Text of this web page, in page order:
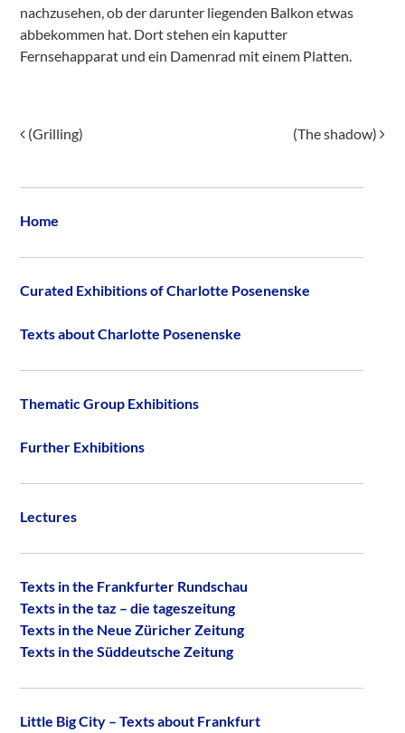
nachzusehen, ob der darunter liegenden Balkon etwas
abbekommen hat. Dort stehen ein kaputter
Fernsehapparat und ein Damenrad mit einem Platten.
Post navigation
(Grilling) (The shadow)
Home
Curated Exhibitions of Charlotte Posenenske
Texts about Charlotte Posenenske
Thematic Group Exhibitions
Further Exhibitions
Lectures
Texts in the Frankfurter Rundschau
Texts in the taz – die tageszeitung
Texts in the Neue Züricher Zeitung
Texts in the Süddeutsche Zeitung
Little Big City – Texts about Frankfurt